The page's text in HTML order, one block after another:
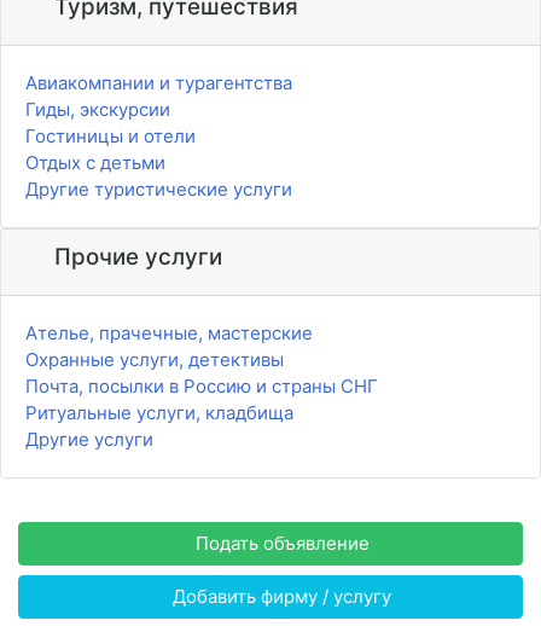
Туризм, путешествия
Авиакомпании и турагентства
Гиды, экскурсии
Гостиницы и отели
Отдых с детьми
Другие туристические услуги
Прочие услуги
Ателье, прачечные, мастерские
Охранные услуги, детективы
Почта, посылки в Россию и страны СНГ
Ритуальные услуги, кладбища
Другие услуги
Подать объявление
Добавить фирму / услугу